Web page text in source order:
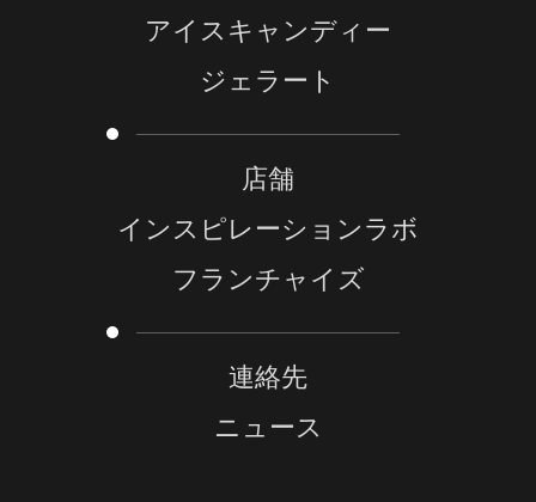
アイスキャンディー
ジェラート
店舗
インスピレーションラボ
フランチャイズ
連絡先
ニュース